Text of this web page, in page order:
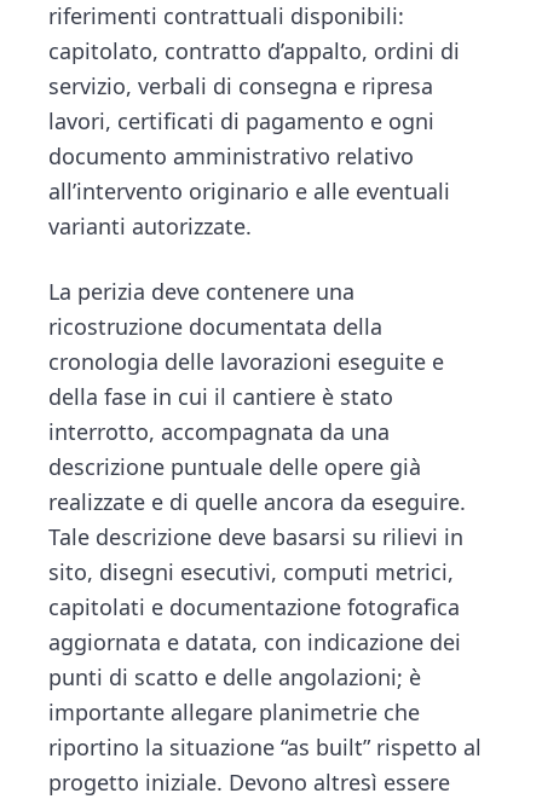
riferimenti contrattuali disponibili:
capitolato, contratto d’appalto, ordini di
servizio, verbali di consegna e ripresa
lavori, certificati di pagamento e ogni
documento amministrativo relativo
all’intervento originario e alle eventuali
varianti autorizzate.
La perizia deve contenere una
ricostruzione documentata della
cronologia delle lavorazioni eseguite e
della fase in cui il cantiere è stato
interrotto, accompagnata da una
descrizione puntuale delle opere già
realizzate e di quelle ancora da eseguire.
Tale descrizione deve basarsi su rilievi in
sito, disegni esecutivi, computi metrici,
capitolati e documentazione fotografica
aggiornata e datata, con indicazione dei
punti di scatto e delle angolazioni; è
importante allegare planimetrie che
riportino la situazione “as built” rispetto al
progetto iniziale. Devono altresì essere